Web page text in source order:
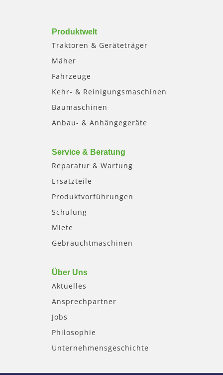
Produktwelt
Traktoren & Geräteträger
Mäher
Fahrzeuge
Kehr- & Reinigungsmaschinen
Baumaschinen
Anbau- & Anhängegeräte
Service & Beratung
Reparatur & Wartung
Ersatzteile
Produktvorführungen
Schulung
Miete
Gebrauchtmaschinen
Über Uns
Aktuelles
Ansprechpartner
Jobs
Philosophie
Unternehmensgeschichte